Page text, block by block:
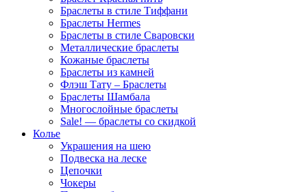
Браслеты в стиле Тиффани
Браслеты Hermes
Браслеты в стиле Сваровски
Металлические браслеты
Кожаные браслеты
Браслеты из камней
Флэш Тату – Браслеты
Браслеты Шамбала
Многослойные браслеты
Sale! — браслеты со скидкой
Колье
Украшения на шею
Подвеска на леске
Цепочки
Чокеры